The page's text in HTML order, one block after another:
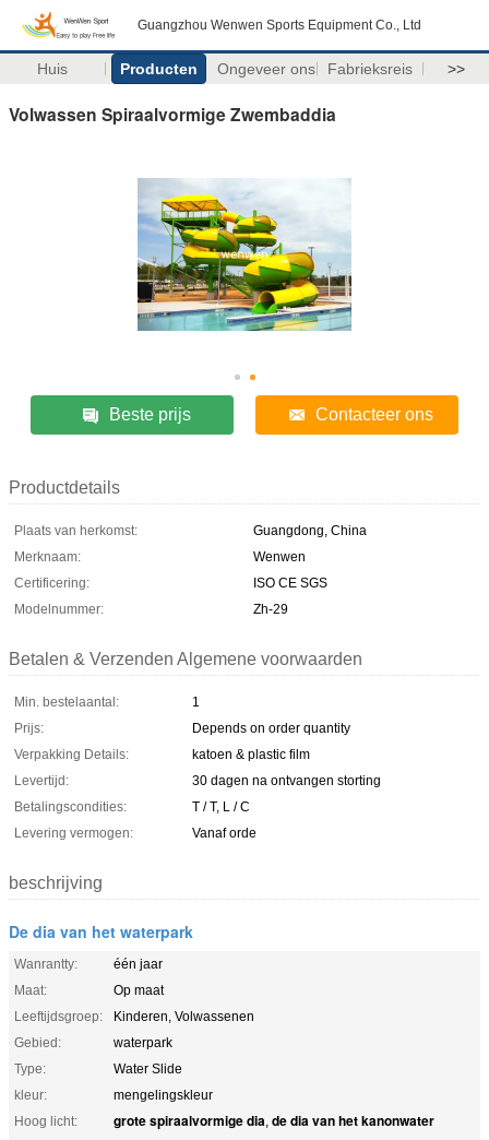
Guangzhou Wenwen Sports Equipment Co., Ltd
Huis Producten Ongeveer ons Fabrieksreis >>
Volwassen Spiraalvormige Zwembaddia
Beste prijs Contacteer ons
Productdetails
Plaats van herkomst:
Guangdong, China
Merknaam:
Wenwen
Certificering:
ISO CE SGS
Modelnummer:
Zh-29
Betalen & Verzenden Algemene voorwaarden
Min. bestelaantal:
1
Prijs:
Depends on order quantity
Verpakking Details:
katoen & plastic film
Levertijd:
30 dagen na ontvangen storting
Betalingscondities:
T / T, L / C
Levering vermogen:
Vanaf orde
beschrijving
De dia van het waterpark
Wanrantty:
één jaar
Maat:
Op maat
Leeftijdsgroep:
Kinderen, Volwassenen
Gebied:
waterpark
Type:
Water Slide
kleur:
mengelingskleur
Hoog licht:
grote spiraalvormige dia, de dia van het kanonwater